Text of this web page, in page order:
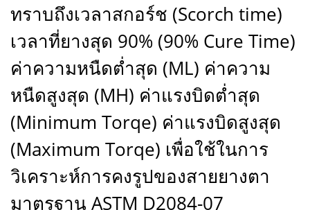
ทราบถึงเวลาสกอร์ช (Scorch time)
เวลาที่ยางสุด 90% (90% Cure Time)
ค่าความหนืดต่ำสุด (ML) ค่าความ
หนืดสูงสุด (MH) ค่าแรงบิดต่ำสุด
(Minimum Torqe) ค่าแรงบิดสูงสุด
(Maximum Torqe) เพื่อใช้ในการ
วิเคราะห์การคงรูปของสายยางตา
มาตรฐาน ASTM D2084-07